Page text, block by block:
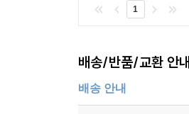
1
배송/반품/교환 안내
배송 안내